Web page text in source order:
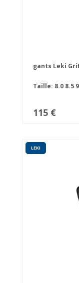
gants Leki
Taille: 8.0 8.5
115 €
LEKI